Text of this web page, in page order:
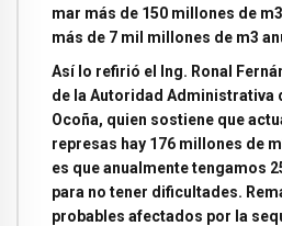
mar más de 150 millones de
más de 7 mil millones de m3
Así lo refirió el Ing. Ronal
de la Autoridad Administrativa
Ocoña, quien sostiene que
represas hay 176 millones de
es que anualmente tengamos
para no tener dificultades.
probables afectados por la